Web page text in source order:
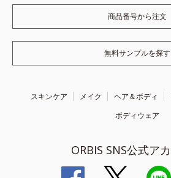
商品番号から注文
無料サンプルを探す
スキンケア メイク ヘア＆ボディ
ボディウェア
ORBIS SNS公式ア